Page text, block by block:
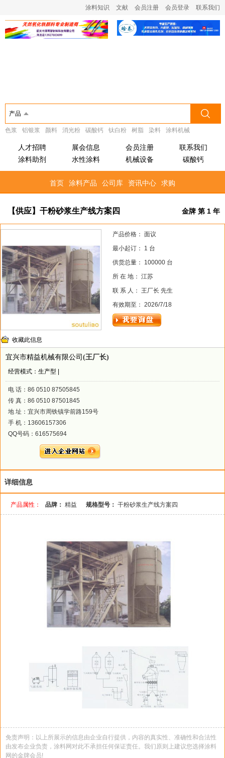
涂料知识 文献 会员注册 会员登录 联系我们
产品
色浆 铝银浆 颜料 消光粉 碳酸钙 钛白粉 树脂 染料 涂料机械
人才招聘 展会信息 会员注册
联系我们
涂料助剂
水性涂料 机械设备 碳酸钙
首页 涂料产品 公司库 资讯中心 求购
【供应】干粉砂浆生产线方案四 金牌 第 1 年
收藏此信息
产品价格： 面议
最小起订： 1 台
供货总量： 100000 台
所 在 地： 江苏
联 系 人： 王厂长 先生
有效期至： 2026/7/18
宜兴市精益机械有限公司 (王厂长)
经营模式：生产型 |
电 话：86 0510 87505845
传 真：86 0510 87501845
地 址：宜兴市周铁镇学前路159号
手 机：13606157306
QQ号码：616575694
详细信息
产品属性： 品牌： 精益 规格型号： 干粉砂浆生产线方案四
免责声明：以上所展示的信息由企业自行提供，内容的真实性、准确性和合法性
由发布企业负责，涂料网对此不承担任何保证责任。我们原则上建议您选择涂料
网的金牌会员!